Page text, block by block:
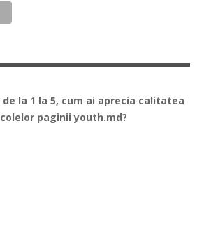
de la 1 la 5, cum ai aprecia calitatea
paginii youth.md?